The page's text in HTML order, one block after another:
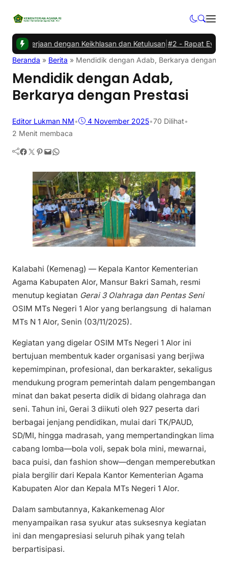
dengan Keikhlasan dan Ketulusan|#2 -Rapat Evaluasi
Beranda » Berita » Mendidik dengan Adab, Berkarya dengan
Mendidik dengan Adab,
Berkarya dengan Prestasi
Editor Lukman NM• 4 November 2025•70 Dilihat•
2 Menit membaca
Facebook Twitter Pinterest Mail WhatsApp
Kalabahi (Kemenag) — Kepala Kantor Kementerian
Agama Kabupaten Alor, Mansur Bakri Samah, resmi
menutup kegiatan Gerai 3 Olahraga dan Pentas Seni
OSIM MTs Negeri 1 Alor yang berlangsung di halaman
MTs N 1 Alor, Senin (03/11/2025).
Kegiatan yang digelar OSIM MTs Negeri 1 Alor ini
bertujuan membentuk kader organisasi yang berjiwa
kepemimpinan, profesional, dan berkarakter, sekaligus
mendukung program pemerintah dalam pengembangan
minat dan bakat peserta didik di bidang olahraga dan
seni. Tahun ini, Gerai 3 diikuti oleh 927 peserta dari
berbagai jenjang pendidikan, mulai dari TK/PAUD,
SD/MI, hingga madrasah, yang mempertandingkan lima
cabang lomba—bola voli, sepak bola mini, mewarnai,
baca puisi, dan fashion show—dengan memperebutkan
piala bergilir dari Kepala Kantor Kementerian Agama
Kabupaten Alor dan Kepala MTs Negeri 1 Alor.
Dalam sambutannya, Kakankemenag Alor
menyampaikan rasa syukur atas suksesnya kegiatan
ini dan mengapresiasi seluruh pihak yang telah
berpartisipasi.